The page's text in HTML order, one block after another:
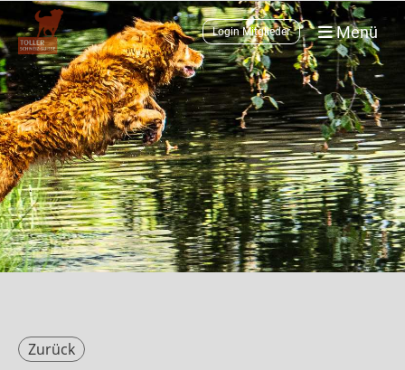
Login Mitglieder Menü
Zurück